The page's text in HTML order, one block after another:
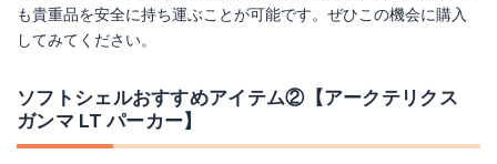
も貴重品を安全に持ち運ぶことが可能です。ぜひこの機会に購入
してみてください。
ソフトシェルおすすめアイテム②【アークテリクス
ガンマ LT パーカー】